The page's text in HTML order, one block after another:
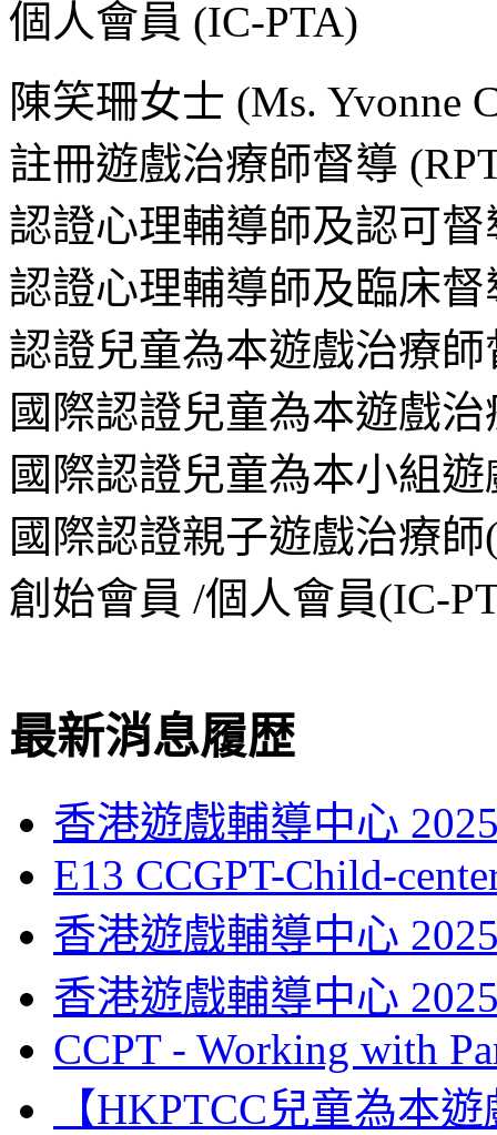
個人會員 (IC-PTA)
陳笑珊女士 (Ms. Yvonne
註冊遊戲治療師督導
認證心理輔導師及認可
認證心理輔導師及臨床督
認證兒童為本遊戲治療師
國際認證兒童為本遊戲治
國際認證兒童為本小組
國際認證親子遊戲治療師
創始會員 /個人會員(IC-
最新消息履歴
香港遊戲輔導中心
E13 CCGPT-Child-
香港遊戲輔導中心
香港遊戲輔導中心
CCPT - Working with
【HKPTCC兒童為本